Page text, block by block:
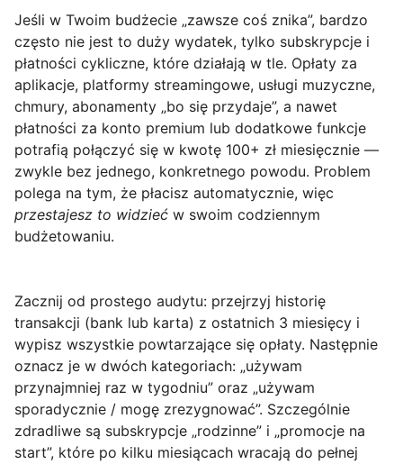
Jeśli w Twoim budżecie „zawsze coś znika”, bardzo
często nie jest to duży wydatek, tylko subskrypcje i
płatności cykliczne, które działają w tle. Opłaty za
aplikacje, platformy streamingowe, usługi muzyczne,
chmury, abonamenty „bo się przydaje”, a nawet
płatności za konto premium lub dodatkowe funkcje
potrafią połączyć się w kwotę 100+ zł miesięcznie —
zwykle bez jednego, konkretnego powodu. Problem
polega na tym, że płacisz automatycznie, więc
przestajesz to widzieć w swoim codziennym
budżetowaniu.
Zacznij od prostego audytu: przejrzyj historię
transakcji (bank lub karta) z ostatnich 3 miesięcy i
wypisz wszystkie powtarzające się opłaty. Następnie
oznacz je w dwóch kategoriach: „używam
przynajmniej raz w tygodniu” oraz „używam
sporadycznie / mogę zrezygnować”. Szczególnie
zdradliwe są subskrypcje „rodzinne” i „promocje na
start”, które po kilku miesiącach wracają do pełnej